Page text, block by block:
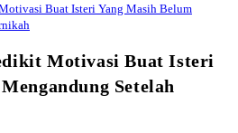
Buat Isteri Yang Masih Belum
Motivasi Buat Isteri
Setelah